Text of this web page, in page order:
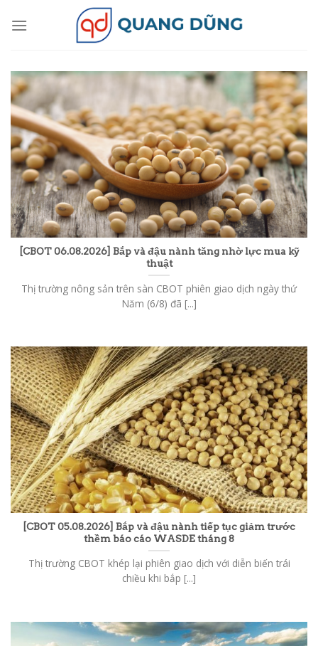
[CBOT 06.08.2026] Bắp và đậu nành tăng nhờ lực mua kỹ
thuật
Thị trường nông sản trên sàn CBOT phiên giao dịch ngày thứ
Năm (6/8) đã [...]
[CBOT 05.08.2026] Bắp và đậu nành tiếp tục giảm trước
thềm báo cáo WASDE tháng 8
Thị trường CBOT khép lại phiên giao dịch với diễn biến trái
chiều khi bắp [...]